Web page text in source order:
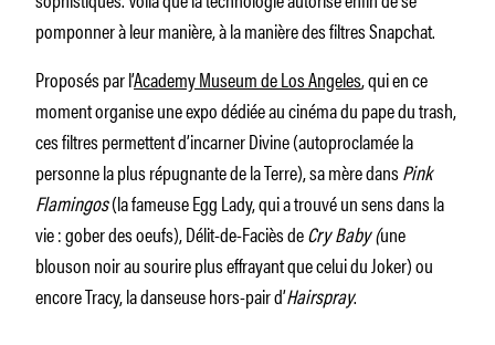
pomponner à leur manière, à la manière des filtres Snapchat.
Proposés par l’Academy Museum de Los Angeles, qui en ce
moment organise une expo dédiée au cinéma du pape du trash,
ces filtres permettent d’incarner Divine (autoproclamée la
personne la plus répugnante de la Terre), sa mère dansPink
Flamingos(la fameuse Egg Lady, qui a trouvé un sens dans la
vie : gober des oeufs), Délit-de-Faciès deCry Baby (une
blouson noir au sourire plus effrayant que celui du Joker) ou
encore Tracy, la danseuse hors-pair d’Hairspray.